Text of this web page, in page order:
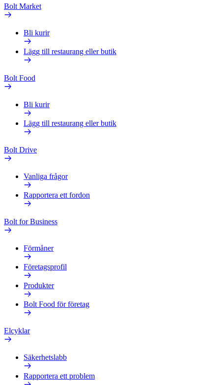
Bolt Market
Bli kurir
Lägg till restaurang eller butik
Bolt Food
Bli kurir
Lägg till restaurang eller butik
Bolt Drive
Vanliga frågor
Rapportera ett fordon
Bolt for Business
Förmåner
Företagsprofil
Produkter
Bolt Food för företag
Elcyklar
Säkerhetslabb
Rapportera ett problem